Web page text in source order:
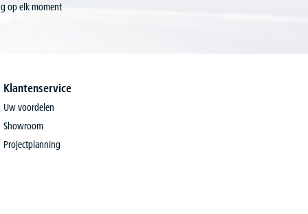
op elk moment
Klantenservice
Uw voordelen
Showroom
Projectplanning